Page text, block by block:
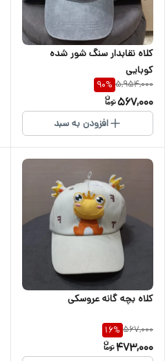
کلاه نقابدار سنگ شور شده
کوبایی
5,954,000
90%
567,000
افزودن به سبد
کلاه بچه گانه عروسکی
567,000
16%
473,000